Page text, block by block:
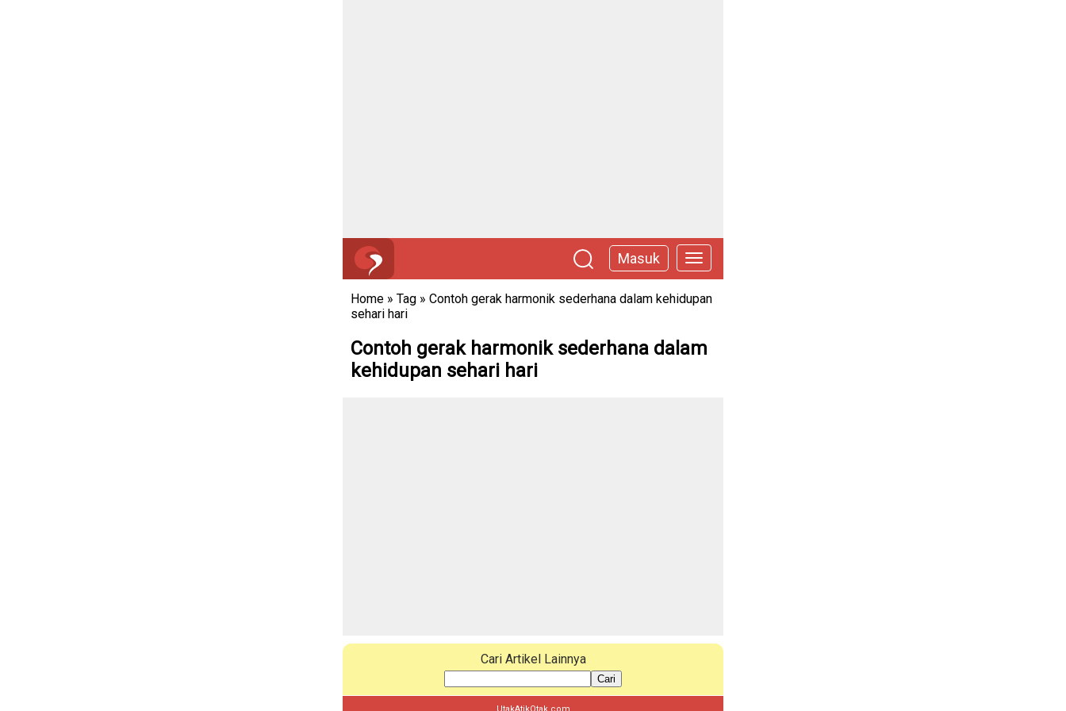
Masuk
Home » Tag » Contoh gerak harmonik sederhana dalam kehidupan
sehari hari
Contoh gerak harmonik sederhana dalam
kehidupan sehari hari
Cari Artikel Lainnya
Cari
UtakAtikOtak.com